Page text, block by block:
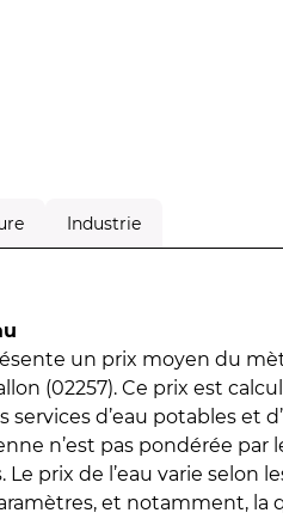
Industrie
un prix moyen du
(02257). Ce prix est
services d’eau potables et
n’est pas pondérée par
Le prix de l’eau varie selon
et notamment, la